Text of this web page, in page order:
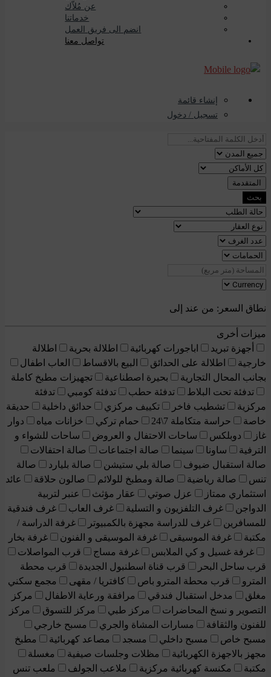
عن مُلاّك
خدماتنا
انضم الى فريق العمل
تواصل معنا
إنشاء قائمة
تسجيل / دخول
المتقدمة
بحث
نطاق السعر: من عند إلى
ميزات أخرى
أجهزة تبريد
اباجورات كهربائية اطلالة بحرية
اطلالة
خارجية
اطلالة على الحدائق البيع بالاقساط
العاب اطفال
بجانب المحال التجارية
بحيرة اصطناعية
تجهيزات مطبخ كاملة
تدفئة تحت البلاط
تدفئة حطب تدفئة كومبي
تدفئة
مركزية
تشطيب فاخر تكييف مركزي حدائق داخلية
حديقة
خاصة
حراسة متكاملة 7\24 حمام تركي خزانات مياه
دوار
غاز
دوبلكس ساحات الاحتفال و العروض
ساحات للشواء و
الترفية
ساونا سينما صالة اجتماعات
صالة احتفالات
صالة استقبال ضيوف
صالة بلي ستيشن صالة بليارد
صالة
تنس
صالة رياضية صالة ومطبخ للولائم صالون حلاقة
عائد
استثماري ممتاز
عزل صوتي عقار مؤثث
عنبر لتربية
الدواجن
غرف التلفزيون و التسلية غرف العاب
غرف فندقية
للمسافرين
غرف للدراسة مجهزة بالكمبيوتر
غرفة الدراسة /
مكتبة
غرفة الموسيقى غرفة الموسيقى و الفنون
غرفة بخار
غرفة غسيل و كي الملابس
غرفة مساج
قرب المواصلات
قرب ساحل البحر
قرب قناة اسطنبول الجديدة
قرب محطة
المترو
قرب محطة المترو باص كافتريا / مقهى
مجمع سكني
مغلق
مدخل استقبال فندقي مرافقة ورعاية الاطفال
مركز
التصوير و نسخ المحاضرات
مركز طبي مركز للتسوق
مركز
للفنون والثقافة
مسارات المشاة والجري
مسبح خارجي
مسبح خاص
مسبح داخلي مسجد مصاعد كهربائية
مطبخ
مجهز بالاجهزة الكهربائية
مظلات وجلسات صيفية
مغسلة
مكتبة
مكنسة كهربائية مركزية ملاعب الجولف
ملعب تنس